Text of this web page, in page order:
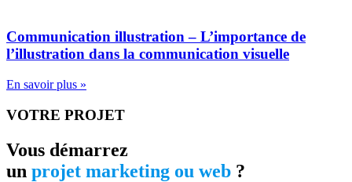
Communication illustration – L’importance de
l’illustration dans la communication visuelle
En savoir plus »
VOTRE PROJET
Vous démarrez
un projet marketing ou web ?